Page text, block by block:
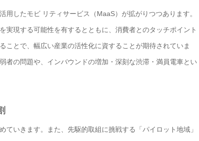
したモビ リティサービス（MaaS）が拡がりつつあります。
現する可能性を有するとともに、消費者とのタッチポイント
ことで、幅広い産業の活性化に資することが期待されていま
者の問題や、インバウンドの増加・深刻な渋滞・満員電車とい
いきます。また、先駆的取組に挑戦する「パイロット地域」